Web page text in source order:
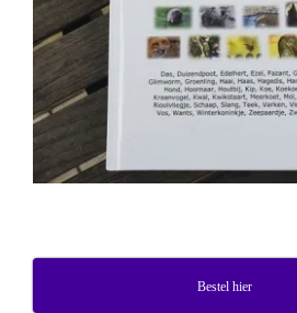
Bestel hier